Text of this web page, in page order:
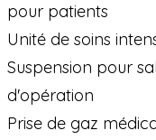
pour patients
Unité de soins
Suspension pour
d'opération
Prise de gaz